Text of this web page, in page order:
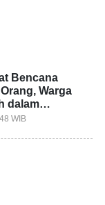
Bencana
Warga
dalam
WIB